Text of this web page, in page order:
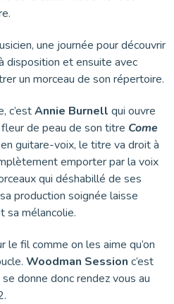
une journée pour découvrir
disposition et ensuite avec
un morceau de son répertoire.
c’estAnnie Burnell qui ouvre
de peau de son titre Come
guitare-voix, le titre va droit à
emporter par la voix
qui déshabillé de ses
production soignée laisse
sa mélancolie.
fil comme on les aime qu’on
Woodman Session c’est
donne donc rendez vous au